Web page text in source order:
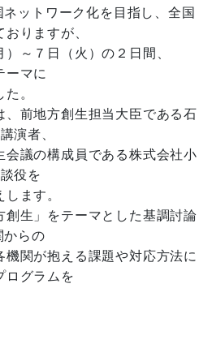
ットワーク化を目指し、全国
りますが、
）～７日（火）の２日間、
ーマに
。
、前地方創生担当大臣である石
演者、
会議の構成員である株式会社小
役を
ます。
創生」をテーマとした基調討論
からの
関が抱える課題や対応方法に
ログラムを